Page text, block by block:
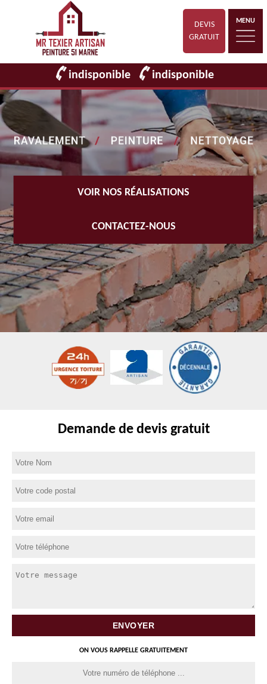
DEVIS
GRATUIT
MENU
indisponible indisponible
VOIR NOS RÉALISATIONS
CONTACTEZ-NOUS
Demande de devis gratuit
ON VOUS RAPPELLE GRATUITEMENT